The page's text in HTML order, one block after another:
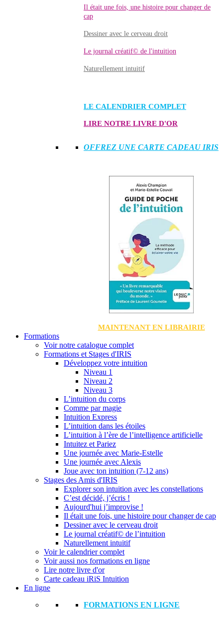
Il était une fois, une histoire pour changer de
cap
Dessiner avec le cerveau droit
Le journal créatif© de l'intuition
Naturellement intuitif
LE CALENDRIER COMPLET
LIRE NOTRE LIVRE D'OR
OFFREZ UNE CARTE CADEAU IRIS
MAINTENANT EN LIBRAIRIE
Formations
Voir notre catalogue complet
Formations et Stages d'IRIS
Développez votre intuition
Niveau 1
Niveau 2
Niveau 3
L’intuition du corps
Comme par magie
Intuition Express
L’intuition dans les étoiles
L’intuition à l’ère de l’intelligence artificielle
Intuitez et Pariez
Une journée avec Marie-Estelle
Une journée avec Alexis
Joue avec ton intuition (7-12 ans)
Stages des Amis d'IRIS
Explorer son intuition avec les constellations
C’est décidé, j’écris !
Aujourd'hui j’improvise !
Il était une fois, une histoire pour changer de cap
Dessiner avec le cerveau droit
Le journal créatif© de l’intuition
Naturellement intuitif
Voir le calendrier complet
Voir aussi nos formations en ligne
Lire notre livre d'or
Carte cadeau iRiS Intuition
En ligne
FORMATIONS EN LIGNE